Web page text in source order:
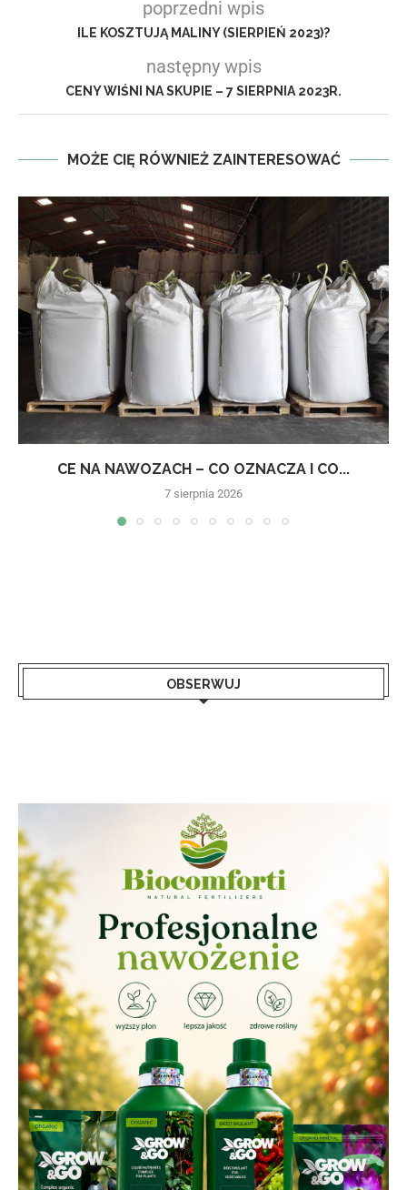
poprzedni wpis
ILE KOSZTUJĄ MALINY (SIERPIEŃ 2023)?
następny wpis
CENY WIŚNI NA SKUPIE – 7 SIERPNIA 2023R.
MOŻE CIĘ RÓWNIEŻ ZAINTERESOWAĆ
CE NA NAWOZACH – CO OZNACZA I CO...
7 sierpnia 2026
OBSERWUJ